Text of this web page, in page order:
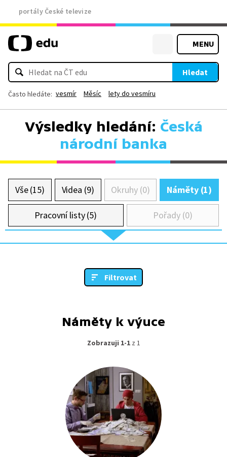
portály České televize
MENU
Hledat
Často hledáte: vesmír Měsíc lety do vesmíru
Výsledky hledání: Česká
národní banka
Vše (15) Videa (9) Okruhy (0) Náměty (1)
Pracovní listy (5) Pořady (0)
Filtrovat
Náměty k výuce
Zobrazuji 1-1z 1